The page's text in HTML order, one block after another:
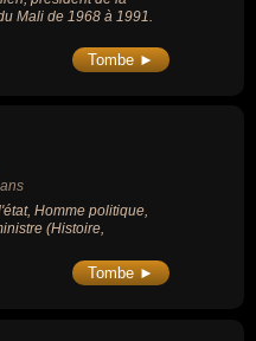
Mali de 1968 à 1991.
Tombe ►
Homme politique,
(Histoire,
Tombe ►